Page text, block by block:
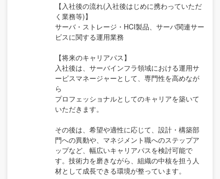
【入社後の流れ(入社後はじめに携わっていただ
く業務等)】
サーバ・ストレージ・HCI製品、サーバ関連サー
ビスに関する運用業務
【将来のキャリアパス】
入社後は、サーバインフラ領域における運用サ
ービスマネージャーとして、専門性を高めなが
ら
プロフェッショナルとしてのキャリアを築いて
いただきます。
その後は、希望や適性に応じて、設計・構築部
門への異動や、マネジメント職へのステップア
ップなど、幅広いキャリアパスを検討可能で
す。技術力を磨きながら、組織の中核を担う人
材として成長できる環境が整っています。